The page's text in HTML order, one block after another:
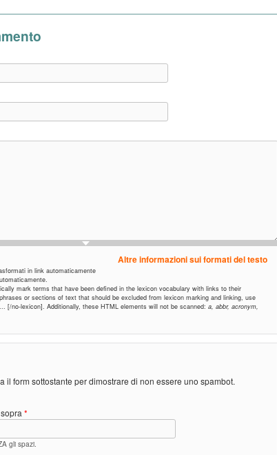
Altre informazioni sui formati del testo
in link automaticamente
mark terms that have been defined in the lexicon vocabulary with links to their
or sections of text that should be excluded from lexicon marking and linking, use
[/no-lexicon]. Additionally, these HTML elements will not be scanned: a, abbr, acronym,
il form sottostante per dimostrare di non essere uno spambot.
*
gli spazi.